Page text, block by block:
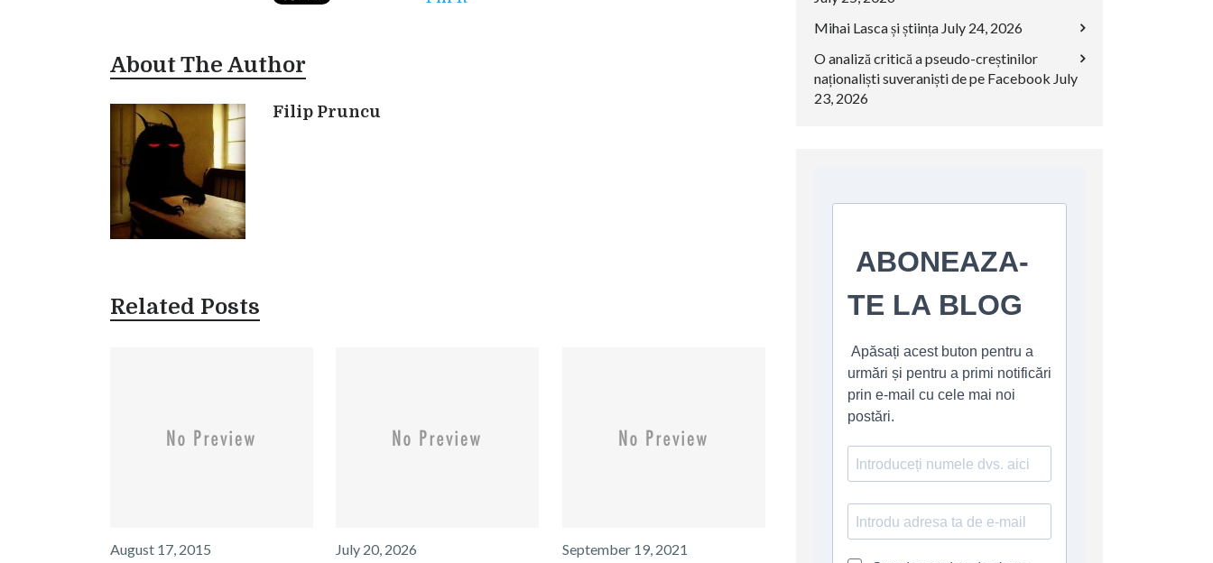
o
k
r
p
p
a
m
s
g
e
r
y
n
k
r
About The Author
Filip Pruncu
Related Posts
August 17, 2015 July 20, 2026 September 19, 2021
Mihai Lasca și știința July 24, 2026
O analiză critică a pseudo-creștinilor
naționaliști suveraniști de pe Facebook July
23, 2026